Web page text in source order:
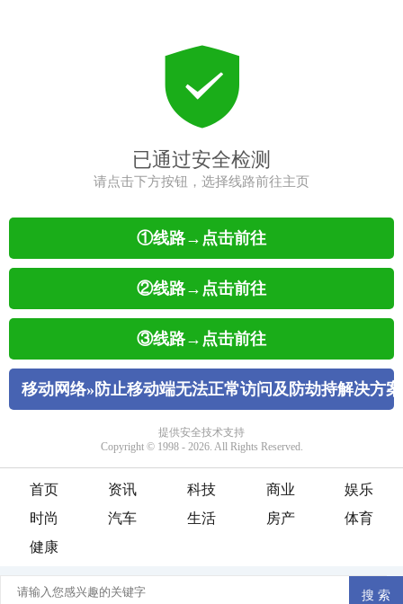
首页 资讯 科技 商业
娱乐
时尚
汽车 生活 房产
体育
健康